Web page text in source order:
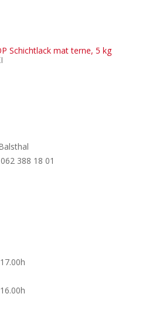
Schichtlack mat terne, 5 kg
388 18 01